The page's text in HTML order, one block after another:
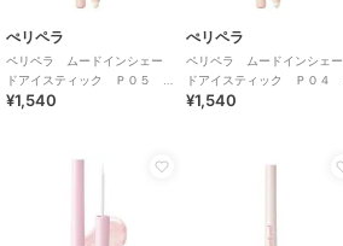
ぺリペラ
ペリペラ ムードインシェー
ドアイスティック Ｐ０５
ＧＬＥＡＭＩＮＧ ＤＥＳＥ
¥1,540
ぺリペラ
ペリペラ ムードインシェー
ドアイスティック Ｐ０４
ＧＬＯＲＹ ＢＥＲＲＹ(韓国
¥1,540